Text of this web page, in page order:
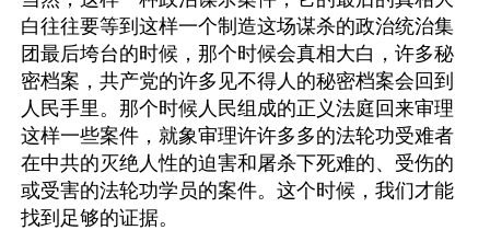
白往往要等到这样一个制造这场谋杀的政治统治集
团最后垮台的时候，那个时候会真相大白，许多秘
密档案，共产党的许多见不得人的秘密档案会回到
人民手里。那个时候人民组成的正义法庭回来审理
这样一些案件，就象审理许许多多的法轮功受难者
在中共的灭绝人性的迫害和屠杀下死难的、受伤的
或受害的法轮功学员的案件。这个时候，我们才能
找到足够的证据。